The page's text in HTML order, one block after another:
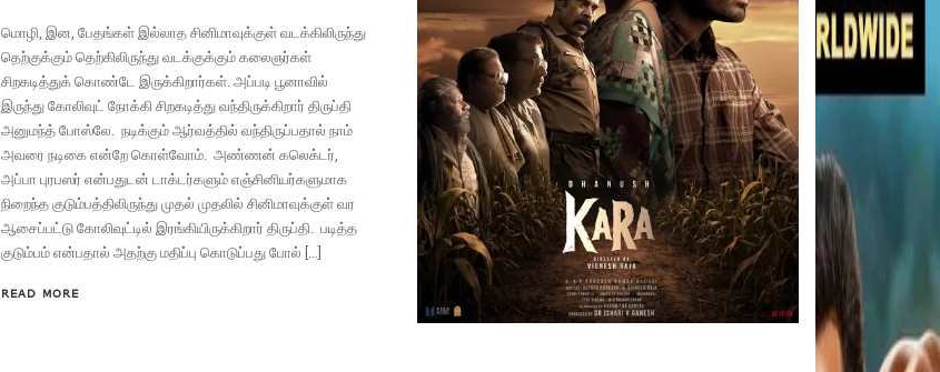
மொழி, இன, பேதங்கள் இல்லாத சினிமாவுக்குள் வடக்கிலிருந்து
தெற்குக்கும் தெற்கிலிருந்து வடக்குக்கும் கலைஞர்கள்
சிறகடித்துக் கொண்டே இருக்கிறார்கள். அப்படி பூனாவில்
இருந்து கோலிவுட் நோக்கி சிறகடித்து வந்திருக்கிறார் திருப்தி
அனுமந்த் போஸ்லே. நடிக்கும் ஆர்வத்தில் வந்திருப்பதால் நாம்
அவரை நடிகை என்றே கொள்வோம். அண்ணன் கலெக்டர்,
அப்பா புரபஸர் என்பதுடன் டாக்டர்களும் எஞ்சினியர்களுமாக
நிறைந்த குடும்பத்திலிருந்து முதல் முதலில் சினிமாவுக்குள் வர
ஆசைப்பட்டு கோலிவுட்டில் இரங்கியிருக்கிறார் திருப்தி. படித்த
குடும்பம் என்பதால் அதற்கு மதிப்பு கொடுப்பது போல் […]
READ MORE